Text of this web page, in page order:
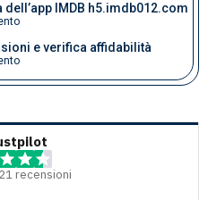
IMDB h5.imdb012.com
e verifica affidabilità
recensioni